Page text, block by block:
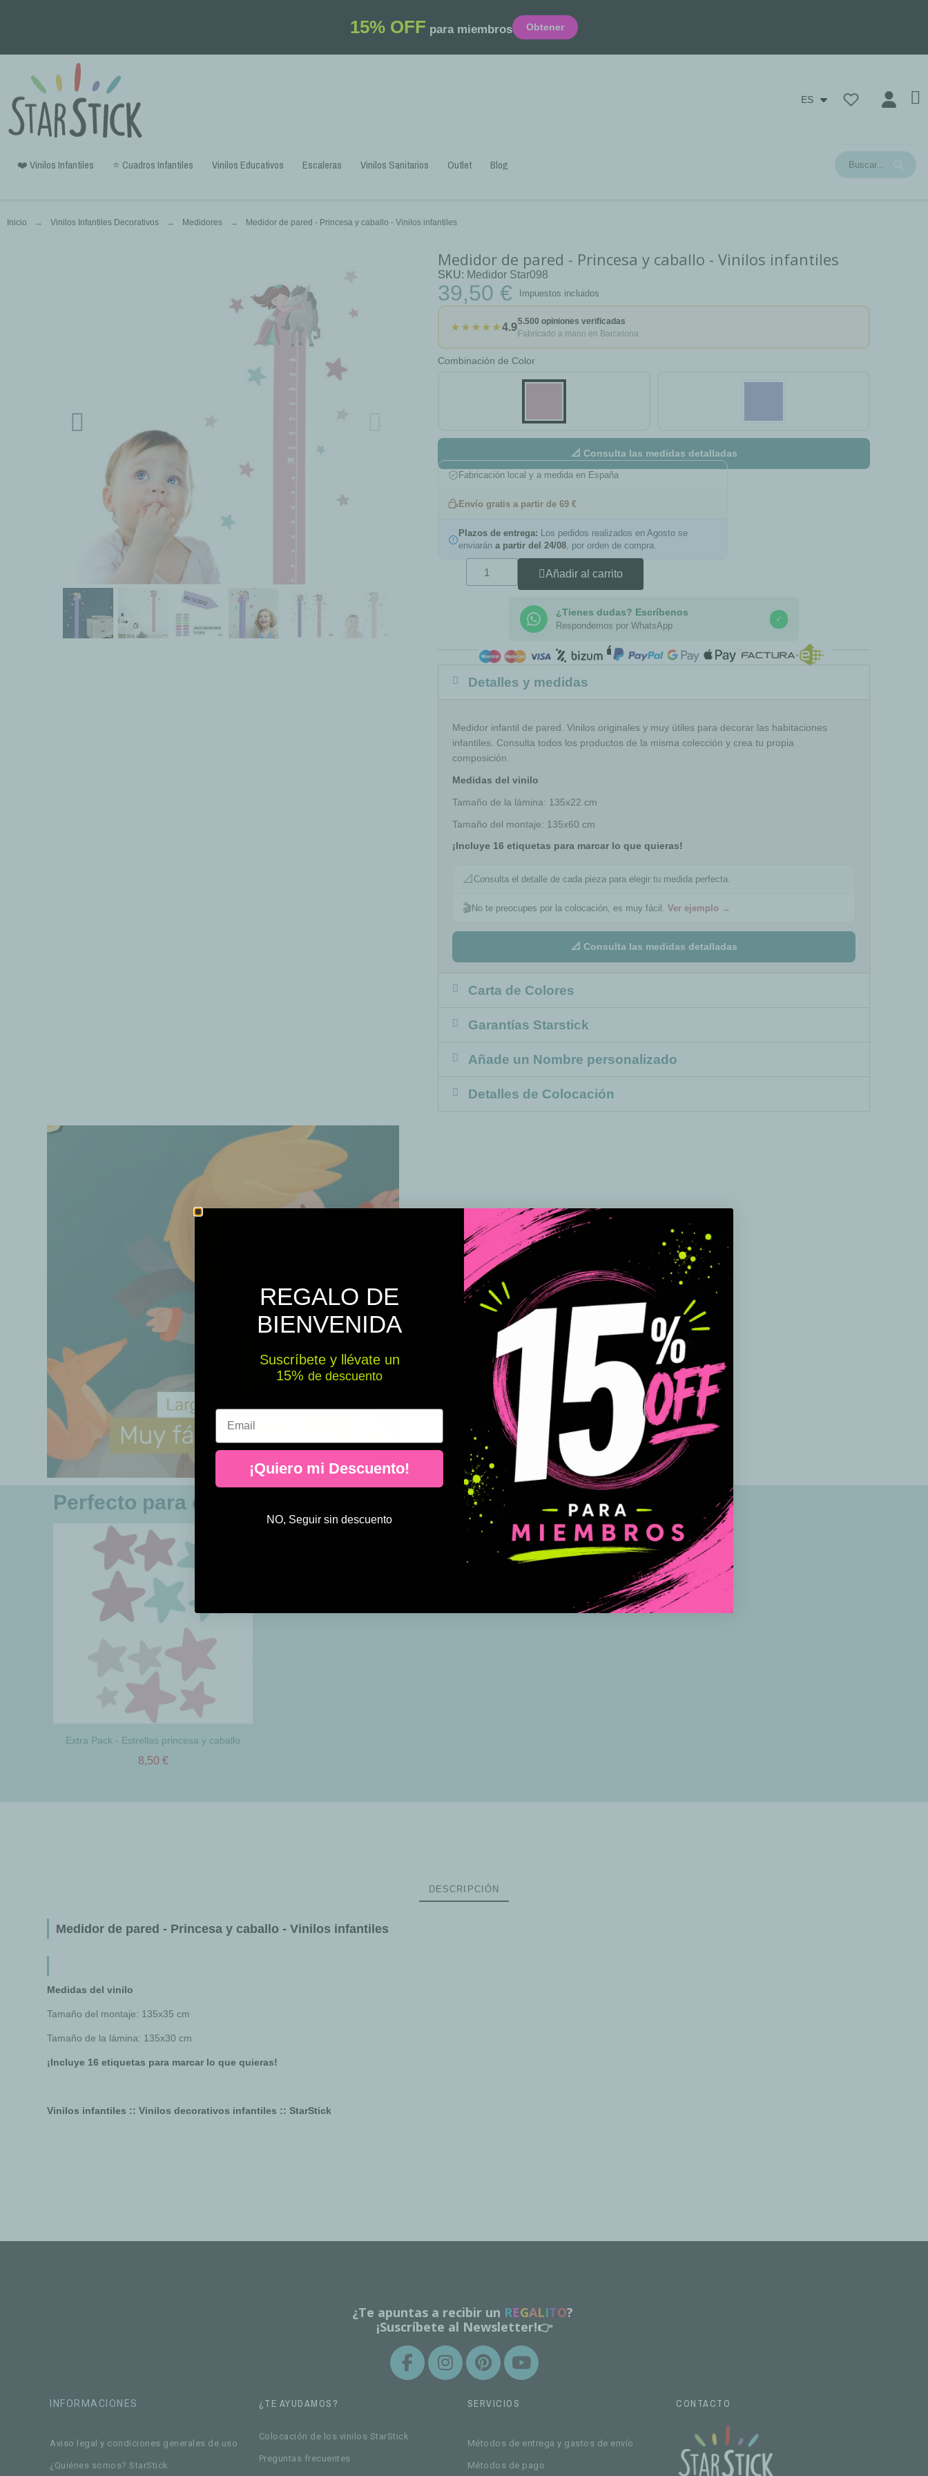
15% OFF para miembros Obtener
ES
❤️ Vinilos Infantiles ⭐ Cuadros Infantiles Vinilos Educativos Escaleras Vinilos Sanitarios Outlet Blog
Inicio Vinilos Infantiles Decorativos Medidores Medidor de pared - Princesa y caballo - Vinilos infantiles
Medidor de pared - Princesa y caballo - Vinilos infantiles
SKU Medidor Star098
39,50 € Impuestos incluidos
★★★★★4.9
5.500 opiniones verificadas
Fabricado a mano en Barcelona
Combinación de Color
📐 Consulta las medidas detalladas
Fabricación local y a medida en España
Envío gratis a partir de 69 €
Plazos de entrega: Los pedidos realizados en Agosto se
enviarána partir del 24/08, por orden de compra.
Añadir al carrito
¿Tienes dudas? Escríbenos
Respondemos por WhatsApp
✓
COMPRA SEGURA
Detalles y medidas
Medidor infantil de pared. Vinilos originales y muy útiles para decorar las habitaciones
infantiles. Consulta todos los productos de la misma colección y crea tu propia
composición.
Medidas del vinilo
Tamaño de la lámina: 135x22 cm
Tamaño del montaje: 135x60 cm
¡Incluye 16 etiquetas para marcar lo que quieras!
📐 Consulta el detalle de cada pieza para elegir tu medida perfecta.
🎬No te preocupes por la colocación, es muy fácil.Ver ejemplo →
📐 Consulta las medidas detalladas
Carta de Colores
Garantías Starstick
Añade un Nombre personalizado
Detalles de Colocación
Perfecto para conjuntar
Extra Pack - Estrellas princesa y caballo
8,50 €
DESCRIPCIÓN
Medidor de pared - Princesa y caballo - Vinilos infantiles
Medidas del vinilo
Tamaño del montaje: 135x35 cm
Tamaño de la lámina: 135x30 cm
¡Incluye 16 etiquetas para marcar lo que quieras!
Vinilos infantiles :: Vinilos decorativos infantiles :: StarStick
¿Te apuntas a recibir un REGALITO?
¡Suscríbete al Newsletter!👉
INFORMACIONES
Aviso legal y condiciones generales de uso
¿Quiénes somos? StarStick
¿TE AYUDAMOS?
Colocación de los vinilos StarStick
Preguntas frecuentes
SERVICIOS
Métodos de entrega y gastos de envío
Métodos de pago
CONTACTO
REGALO DE
BIENVENIDA
Suscríbete y llévate un
15% ​​ de descuento
Email
¡Quiero mi Descuento!
NO, Seguir sin descuento